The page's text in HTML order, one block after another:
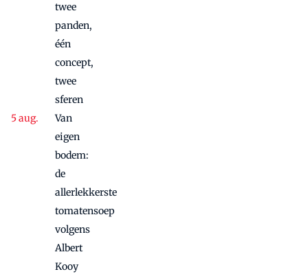
twee
panden,
één
concept,
twee
sferen
Van
eigen
bodem:
de
allerlekkerste
tomatensoep
volgens
Albert
Kooy